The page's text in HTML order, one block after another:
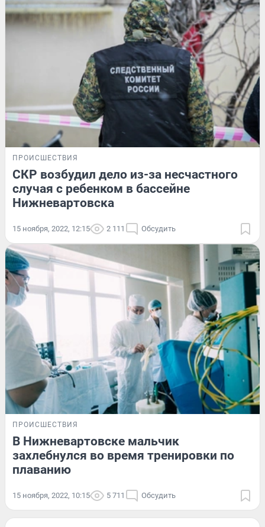
ПРОИСШЕСТВИЯ
СКР возбудил дело из-за несчастного
случая с ребенком в бассейне
Нижневартовска
15 ноября, 2022, 12:15 2 111 Обсудить
ПРОИСШЕСТВИЯ
В Нижневартовске мальчик
захлебнулся во время тренировки по
плаванию
15 ноября, 2022, 10:15 5 711 Обсудить